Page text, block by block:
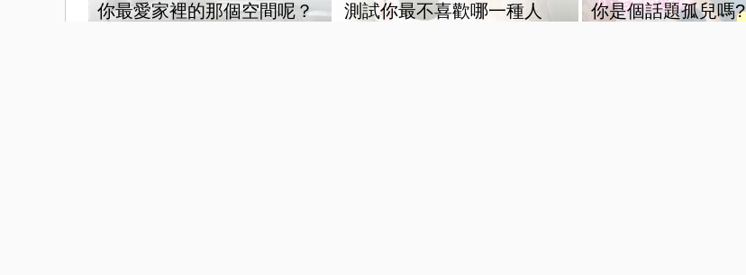
你最愛家裡的那個空間呢？ 測試你最不喜歡哪一種人 你是個話題孤兒嗎?